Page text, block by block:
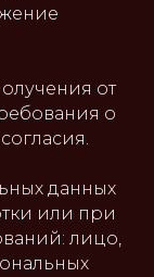
от
о
данных
или при
лицо,